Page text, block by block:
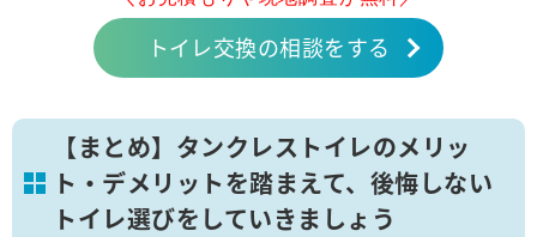
トイレ交換の相談をする
【まとめ】タンクレストイレのメリッ
ト・デメリットを踏まえて、後悔しない
トイレ選びをしていきましょう